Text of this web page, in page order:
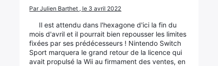
Par Julien Barthet , le 3 avril 2022
Il est attendu dans l'hexagone d'ici la fin du
mois d'avril et il pourrait bien repousser les limites
fixées par ses prédécesseurs ! Nintendo Switch
Sport marquera le grand retour de la licence qui
avait propulsé la Wii au firmament des ventes, en